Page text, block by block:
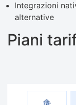
Integrazioni
alternative
Piani